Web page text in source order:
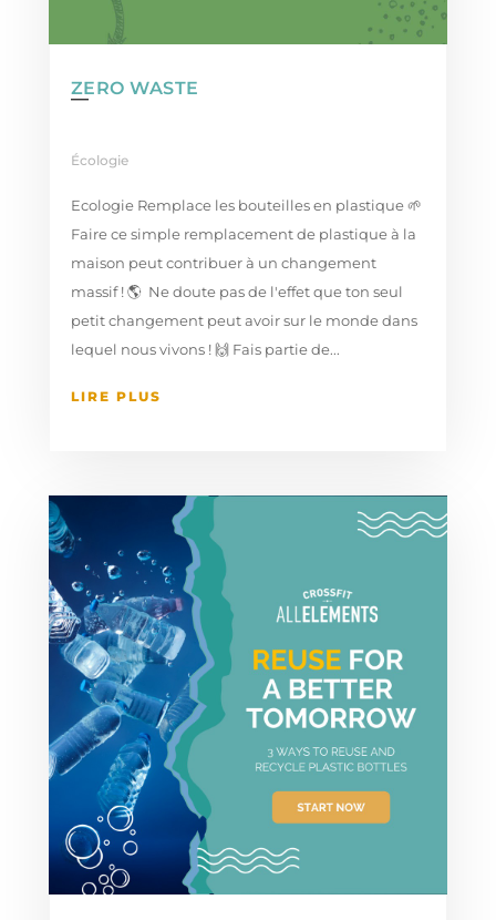
ZERO WASTE
Écologie
Ecologie Remplace les bouteilles en plastique 🌱
Faire ce simple remplacement de plastique à la
maison peut contribuer à un changement
massif ! 🌎⁠ ⁠ Ne doute pas de l'effet que ton seul
petit changement peut avoir sur le monde dans
lequel nous vivons ! 🙌 Fais partie de...
LIRE PLUS